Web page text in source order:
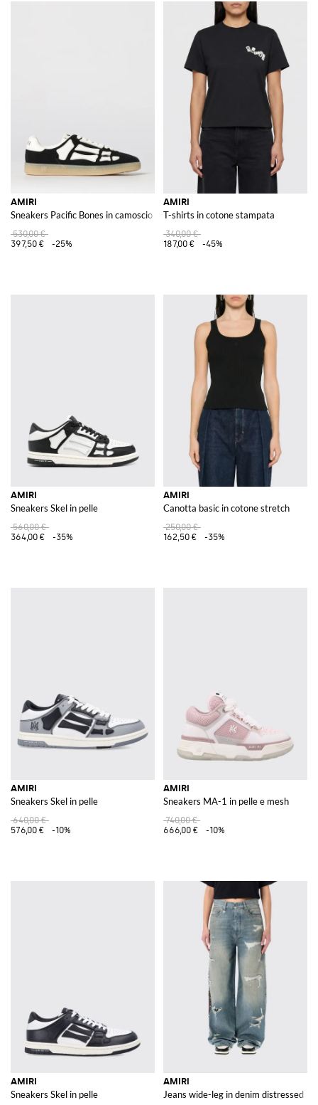
AMIRI
Sneakers Pacific Bones in camoscio
530,00 €
397,50 €
-25%
AMIRI
T-shirts in cotone stampata
340,00 €
187,00 €
-45%
AMIRI
Sneakers Skel in pelle
560,00 €
364,00 €
-35%
AMIRI
Canotta basic in cotone stretch
250,00 €
162,50 €
-35%
AMIRI
Sneakers Skel in pelle
640,00 €
576,00 €
-10%
AMIRI
Sneakers MA-1 in pelle e mesh
740,00 €
666,00 €
-10%
AMIRI
Sneakers Skel in pelle
AMIRI
Jeans wide-leg in denim distressed